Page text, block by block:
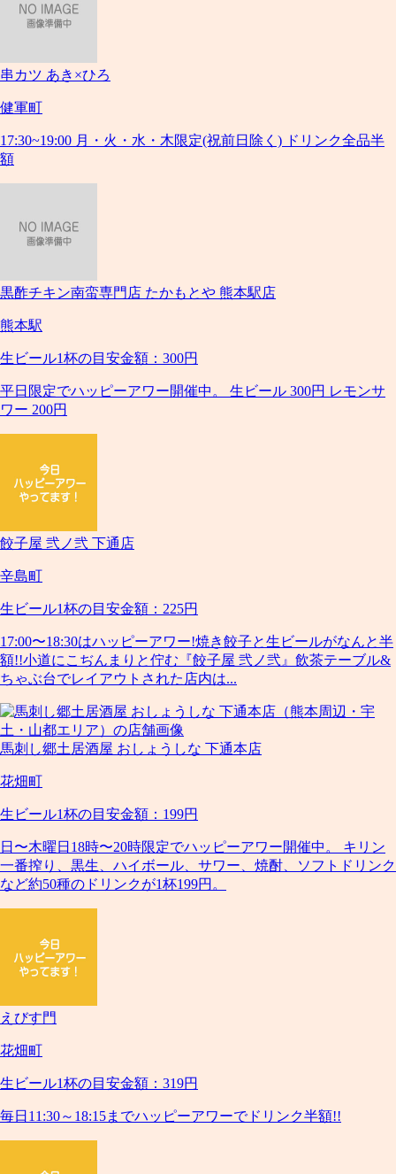
串カツ あき×ひろ
健軍町
17:30~19:00 月・火・水・木限定(祝前日除く) ドリンク全品半
額
黒酢チキン南蛮専門店 たかもとや 熊本駅店
熊本駅
生ビール1杯の目安金額：300円
平日限定でハッピーアワー開催中。 生ビール 300円 レモンサ
ワー 200円
餃子屋 弐ノ弐 下通店
辛島町
生ビール1杯の目安金額：225円
17:00〜18:30はハッピーアワー!焼き餃子と生ビールがなんと半
額!!小道にこぢんまりと佇む『餃子屋 弐ノ弐』飲茶テーブル&
ちゃぶ台でレイアウトされた店内は...
馬刺し郷土居酒屋 おしょうしな 下通本店
花畑町
生ビール1杯の目安金額：199円
日〜木曜日18時〜20時限定でハッピーアワー開催中。 キリン
一番搾り、黒生、ハイボール、サワー、焼酎、ソフトドリンク
など約50種のドリンクが1杯199円。
えびす門
花畑町
生ビール1杯の目安金額：319円
毎日11:30～18:15までハッピーアワーでドリンク半額!!